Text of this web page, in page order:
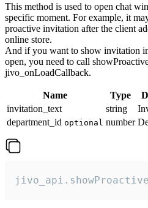
This method is used to open chat
specific moment. For example, it
proactive invitation after the client
online store.
And if you want to show invitation
open, you need to call
jivo_onLoadCallback.
Name Type
invitation_text
string
department_id optional number